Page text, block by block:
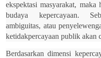
ekspektasi masyarakat,
budaya kepercayaan.
ambiguitas, atau
ketidakpercayaan publik akan
Berdasarkan dimensi